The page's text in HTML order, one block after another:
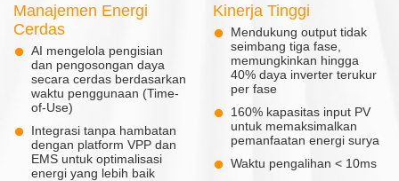
Manajemen Energi
Cerdas
AI mengelola pengisian
dan pengosongan daya
secara cerdas berdasarkan
waktu penggunaan (Time-
of-Use)
Integrasi tanpa hambatan
dengan platform VPP dan
EMS untuk optimalisasi
energi yang lebih baik
Kinerja Tinggi
Mendukung output tidak
seimbang tiga fase,
memungkinkan hingga
40% daya inverter terukur
per fase
160% kapasitas input PV
untuk memaksimalkan
pemanfaatan energi surya
Waktu pengalihan < 10ms